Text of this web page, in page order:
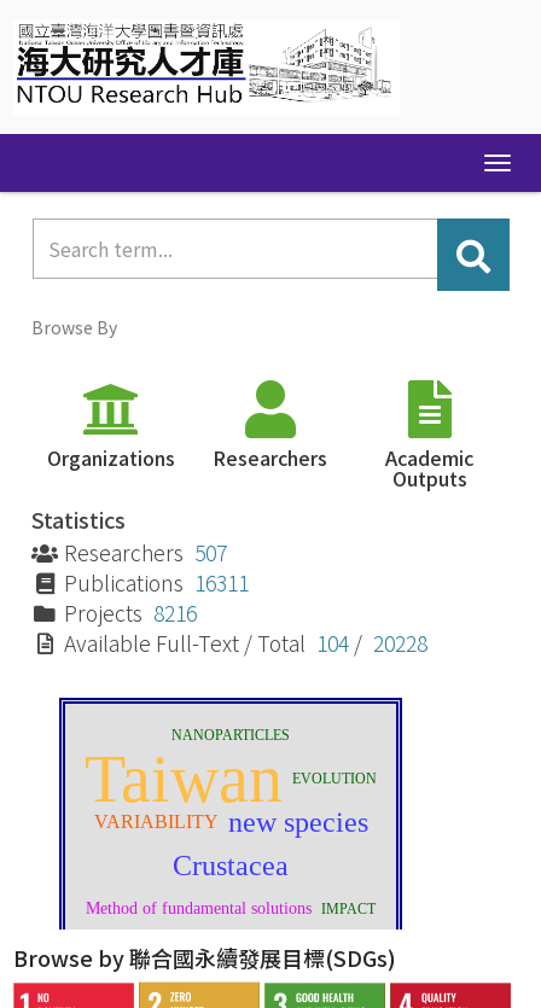
navigation
Browse By
Organizations Researchers Academic
Outputs
Statistics
Researchers 507
Publications 16311
Projects 8216
Available Full-Text / Total 104 / 20228
Browse by 聯合國永續發展目標(SDGs)